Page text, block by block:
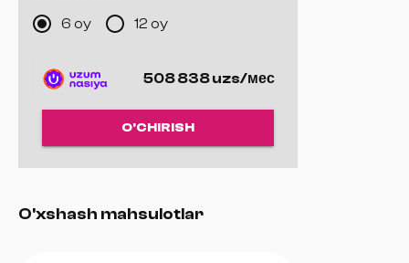
Retractable HyperClear Super Wideband mikrofon
2.4GHz simsiz, Bluetooth va USB ulanish variantlari
O‘yin/Chat balansini sozlash tugmasi
6 oy 12 oy
508 838 uzs/мес
O'CHIRISH
O'xshash mahsulotlar